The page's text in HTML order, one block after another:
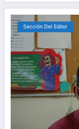
Sección Del Editor